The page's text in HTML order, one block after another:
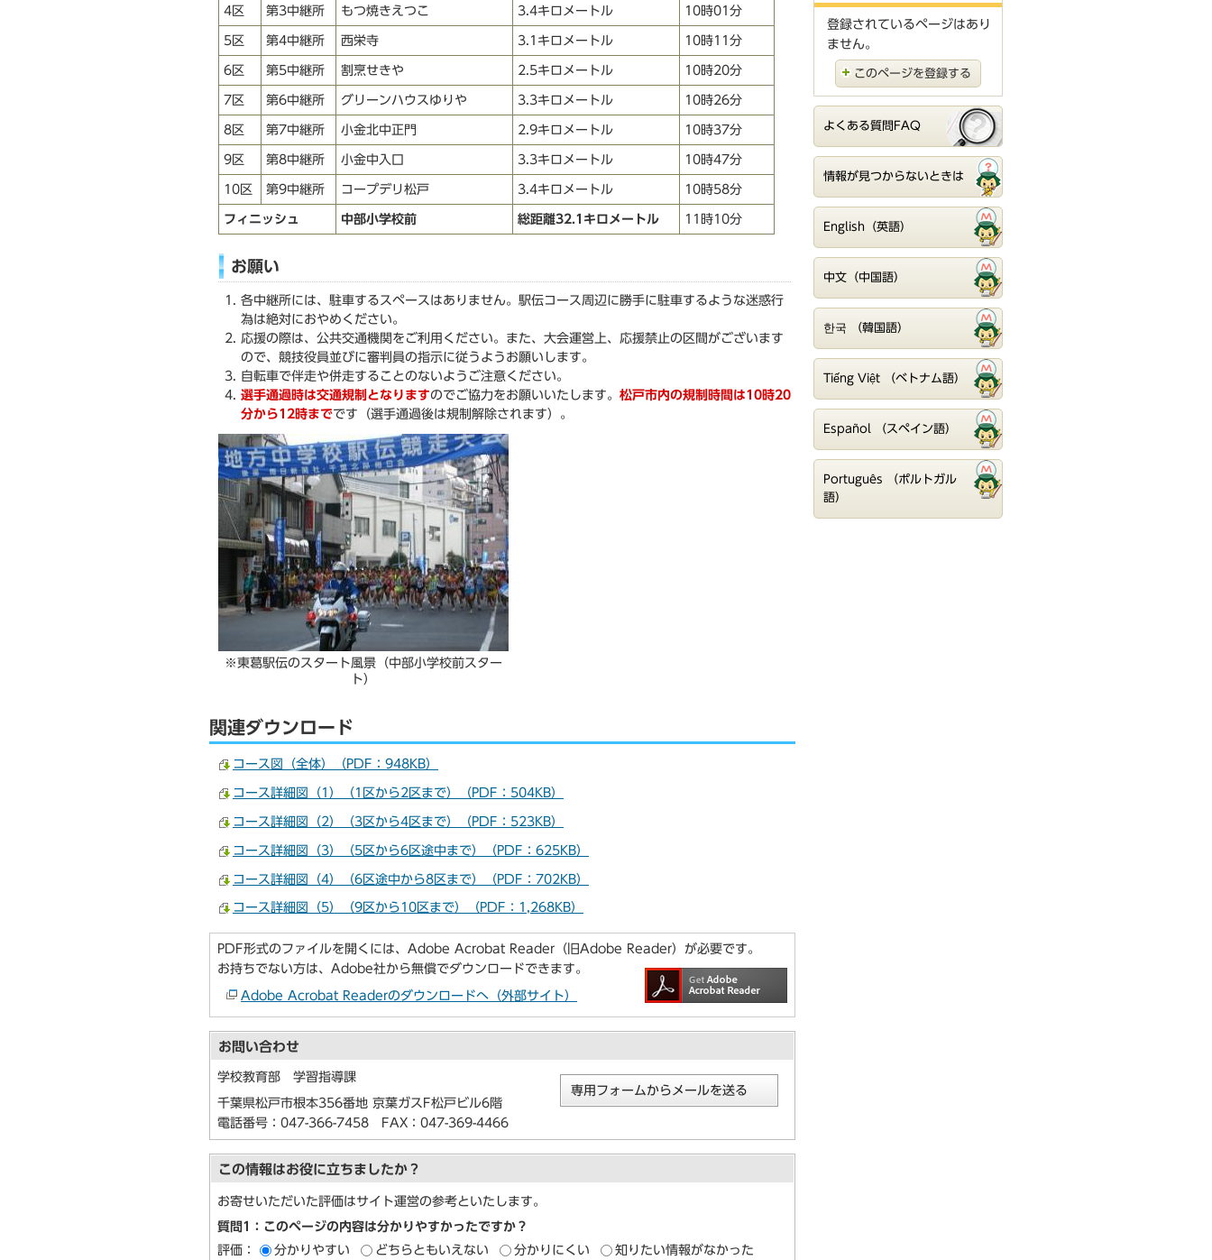
4区 第3中継所 もつ焼きえつこ 3.4キロメートル 10時01分
5区 第4中継所 西栄寺 3.1キロメートル 10時11分
6区 第5中継所 割烹せきや 2.5キロメートル 10時20分
7区 第6中継所 グリーンハウスゆりや 3.3キロメートル 10時26分
8区 第7中継所 小金北中正門 2.9キロメートル 10時37分
9区 第8中継所 小金中入口 3.3キロメートル 10時47分
10区 第9中継所 コープデリ松戸 3.4キロメートル 10時58分
フィニッシュ 中部小学校前 総距離32.1キロメートル 11時10分
お願い
各中継所には、駐車するスペースはありません。駅伝コース周辺に勝手に駐車するような迷惑行
為は絶対におやめください。
応援の際は、公共交通機関をご利用ください。また、大会運営上、応援禁止の区間がございます
ので、競技役員並びに審判員の指示に従うようお願いします。
自転車で伴走や併走することのないようご注意ください。
選手通過時は交通規制となりますのでご協力をお願いいたします。 松戸市内の規制時間は10時20
分から12時までです（選手通過後は規制解除されます）。
※東葛駅伝のスタート風景（中部小学校前スター
ト）
関連ダウンロード
コース図（全体）（PDF：948KB）
コース詳細図（1）（1区から2区まで）（PDF：504KB）
コース詳細図（2）（3区から4区まで）（PDF：523KB）
コース詳細図（3）（5区から6区途中まで）（PDF：625KB）
コース詳細図（4）（6区途中から8区まで）（PDF：702KB）
コース詳細図（5）（9区から10区まで）（PDF：1,268KB）
PDF形式のファイルを開くには、Adobe Acrobat Reader（旧Adobe Reader）が必要です。
お持ちでない方は、Adobe社から無償でダウンロードできます。
Adobe Acrobat Readerのダウンロードへ（外部サイト）
お問い合わせ
学校教育部 学習指導課
千葉県松戸市根本356番地 京葉ガスF松戸ビル6階
電話番号： 047-366-7458 FAX：047-369-4466
専用フォームからメールを送る
この情報はお役に立ちましたか？
お寄せいただいた評価はサイト運営の参考といたします。
質問1：このページの内容は分かりやすかったですか？
評価：
分かりやすい どちらともいえない 分かりにくい 知りたい情報がなかった
登録されているページはあり
ません。
このページを登録する
よくある質問FAQ
情報が見つからないときは
English（英語）
中文（中国語）
한국 （韓国語）
Tiếng Việt （ベトナム語）
Español （スペイン語）
Português （ポルトガル
語）